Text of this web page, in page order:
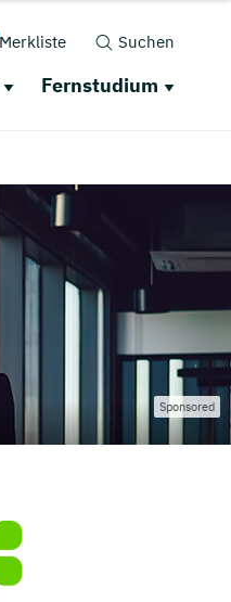
Merkliste Suchen
Fernstudium
Sponsored